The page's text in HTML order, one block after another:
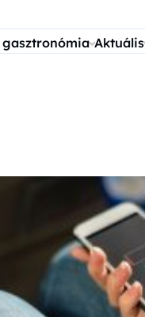
gasztronómia Aktuális